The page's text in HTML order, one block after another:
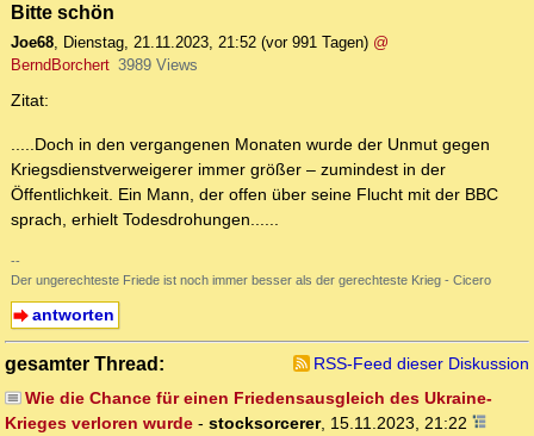
Bitte schön
Joe68, Dienstag, 21.11.2023, 21:52 (vor 991 Tagen) @
BerndBorchert 3989 Views
Zitat:
.....Doch in den vergangenen Monaten wurde der Unmut gegen
Kriegsdienstverweigerer immer größer – zumindest in der
Öffentlichkeit. Ein Mann, der offen über seine Flucht mit der BBC
sprach, erhielt Todesdrohungen......
--
Der ungerechteste Friede ist noch immer besser als der gerechteste Krieg - Cicero
antworten
gesamter Thread:
RSS-Feed dieser Diskussion
Wie die Chance für einen Friedensausgleich des Ukraine-
Krieges verloren wurde - stocksorcerer, 15.11.2023, 21:22